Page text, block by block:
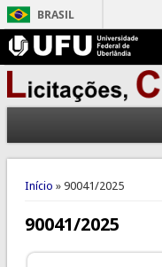
BRASIL
Você está aqui
Início » 90041/2025
90041/2025